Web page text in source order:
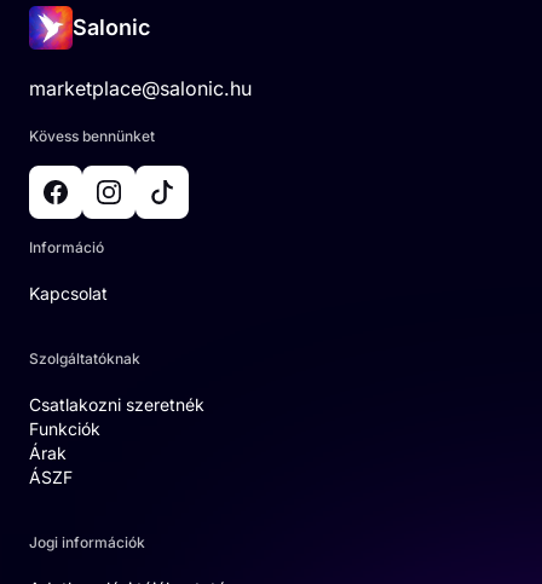
Salonic
marketplace@salonic.hu
Kövess bennünket
Információ
Kapcsolat
Szolgáltatóknak
Csatlakozni szeretnék
Funkciók
Árak
ÁSZF
Jogi információk